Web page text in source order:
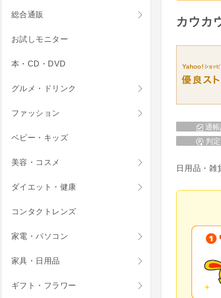
カウカ
通
判
日用品・雑
総合通販
お試しモニター
本・CD・DVD
グルメ・ドリンク
ファッション
ベビー・キッズ
美容・コスメ
ダイエット・健康
コンタクトレンズ
家電・パソコン
家具・日用品
ギフト・フラワー